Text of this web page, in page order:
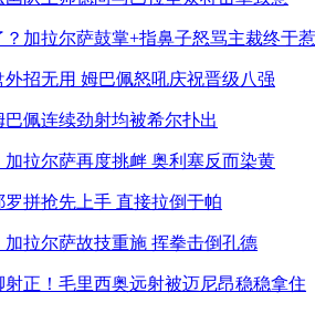
？加拉尔萨鼓掌+指鼻子怒骂主裁终于
外招无用 姆巴佩怒吼庆祝晋级八强
巴佩连续劲射均被希尔扑出
加拉尔萨再度挑衅 奥利塞反而染黄
罗拼抢先上手 直接拉倒于帕
加拉尔萨故技重施 挥拳击倒孔德
射正！毛里西奥远射被迈尼昂稳稳拿住